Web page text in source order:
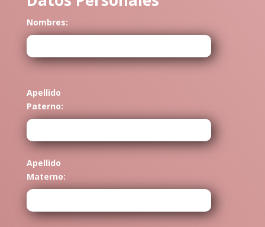
Nombres:
Apellido
Paterno:
Apellido
Materno: